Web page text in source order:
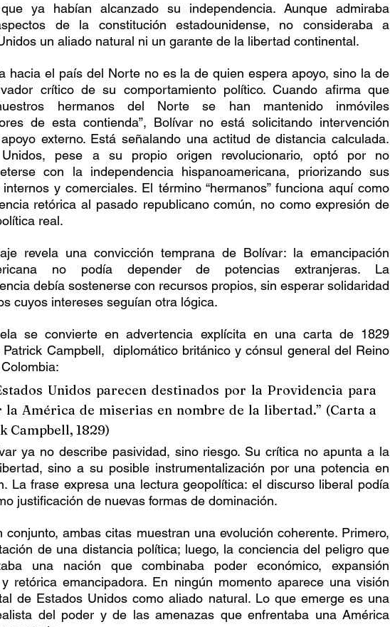
ya habían alcanzado su independencia. Aunque admiraba
de la constitución estadounidense, no consideraba a
un aliado natural ni un garante de la libertad continental.
hacia el país del Norte no es la de quien espera apoyo, sino la de
crítico de su comportamiento político. Cuando afirma que
hermanos del Norte se han mantenido inmóviles
de esta contienda”, Bolívar no está solicitando intervención
externo. Está señalando una actitud de distancia calculada.
Unidos, pese a su propio origen revolucionario, optó por no
con la independencia hispanoamericana, priorizando sus
y comerciales. El término “hermanos” funciona aquí como
retórica al pasado republicano común, no como expresión de
real.
revela una convicción temprana de Bolívar: la emancipación
no podía depender de potencias extranjeras. La
debía sostenerse con recursos propios, sin esperar solidaridad
cuyos intereses seguían otra lógica.
se convierte en advertencia explícita en una carta de 1829
Campbell,  diplomático británico y cónsul general del Reino
Unidos parecen destinados por la Providencia para
la América de miserias en nombre de la libertad.” (Carta a
Campbell, 1829)
ya no describe pasividad, sino riesgo. Su crítica no apunta a la
sino a su posible instrumentalización por una potencia en
La frase expresa una lectura geopolítica: el discurso liberal podía
justificación de nuevas formas de dominación.
conjunto, ambas citas muestran una evolución coherente. Primero,
de una distancia política; luego, la conciencia del peligro que
una nación que combinaba poder económico, expansión
retórica emancipadora. En ningún momento aparece una visión
de Estados Unidos como aliado natural. Lo que emerge es una
del poder y de las amenazas que enfrentaba una América